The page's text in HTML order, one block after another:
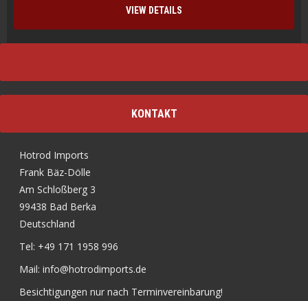
VIEW DETAILS
KONTAKT
Hotrod Imports
Frank Bäz-Dölle
Am Schloßberg 3
99438 Bad Berka
Deutschland
Tel: +49 171 1958 996
Mail: info@hotrodimports.de
Besichtigungen nur nach Terminvereinbarung!